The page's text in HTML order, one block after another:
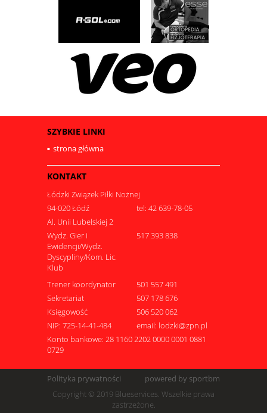
SZYBKIE LINKI
strona główna
KONTAKT
Łódzki Związek Piłki Nożnej
94-020 Łódź
tel: 42 639-78-05
Al. Unii Lubelskiej 2
Wydz. Gier i
Ewidencji/Wydz.
Dyscypliny/Kom. Lic.
Klub
517 393 838
Trener koordynator
501 557 491
Sekretariat
507 178 676
Księgowość
506 520 062
NIP: 725-14-41-484
email: lodzki@zpn.pl
Konto bankowe: 28 1160 2202 0000 0001 0881
0729
Polityka prywatności
powered by sportbm
Copyright © 2019 Blueservices. Wszelkie prawa
zastrzeżone.